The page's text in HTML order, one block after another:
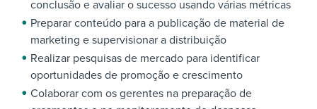
conclusão e avaliar o sucesso usando várias métricas
Preparar conteúdo para a publicação de material de
marketing e supervisionar a distribuição
Realizar pesquisas de mercado para identificar
oportunidades de promoção e crescimento
Colaborar com os gerentes na preparação de